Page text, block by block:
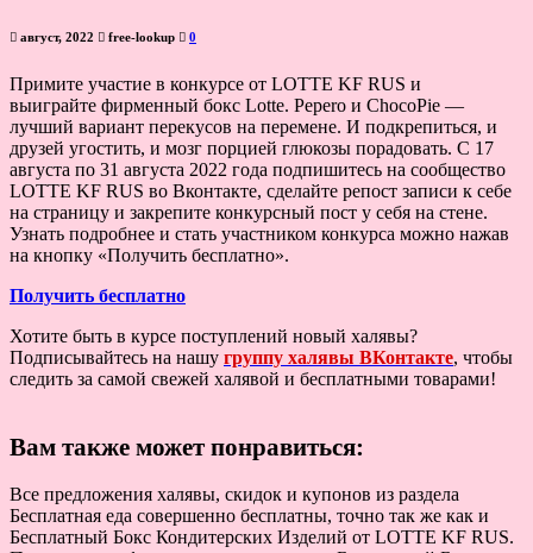
август, 2022 free-lookup 0
Примите участие в конкурсе от LOTTE KF RUS и
выиграйте фирменный бокс Lotte. Pepero и ChocoPie —
лучший вариант перекусов на перемене. И подкрепиться, и
друзей угостить, и мозг порцией глюкозы порадовать. С 17
августа по 31 августа 2022 года подпишитесь на сообщество
LOTTE KF RUS во Вконтакте, сделайте репост записи к себе
на страницу и закрепите конкурсный пост у себя на стене.
Узнать подробнее и стать участником конкурса можно нажав
на кнопку «Получить бесплатно».
Получить бесплатно
Хотите быть в курсе поступлений новый халявы?
Подписывайтесь на нашу группу халявы ВКонтакте, чтобы
следить за самой свежей халявой и бесплатными товарами!
Вам также может понравиться:
Все предложения халявы, скидок и купонов из раздела
Бесплатная еда совершенно бесплатны, точно так же как и
Бесплатный Бокс Кондитерских Изделий от LOTTE KF RUS.